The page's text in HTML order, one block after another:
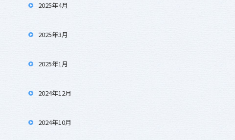
2025年4月
2025年3月
2025年1月
2024年12月
2024年10月